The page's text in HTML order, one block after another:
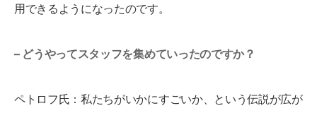
用できるようになったのです。
– どうやってスタッフを集めていったのですか？
ペトロフ氏：私たちがいかにすごいか、という伝説が広が